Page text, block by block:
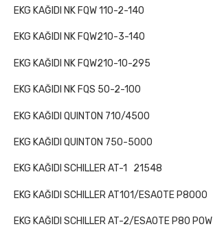
EKG KAĞIDI NK FQW 110-2-140
EKG KAĞIDI NK FQW210-3-140
EKG KAĞIDI NK FQW210-10-295
EKG KAĞIDI NK FQS 50-2-100
EKG KAĞIDI QUINTON 710/4500
EKG KAĞIDI QUINTON 750-5000
EKG KAĞIDI SCHILLER AT-1 21548
EKG KAĞIDI SCHILLER AT101/ESAOTE P8000
EKG KAĞIDI SCHILLER AT-2/ESAOTE P80 POW